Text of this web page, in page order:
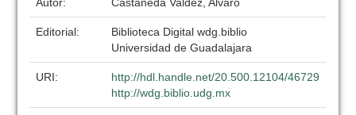
Editorial:
Biblioteca Digital wdg.biblio
Universidad de Guadalajara
URI:
http://hdl.handle.net/20.500.12104/46729
http://wdg.biblio.udg.mx